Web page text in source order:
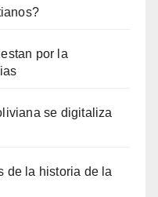
por la
se digitaliza
de la historia de la